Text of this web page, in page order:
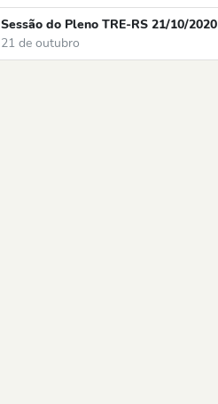
Sessão do Pleno TRE-RS 21/10/2020
21 de outubro